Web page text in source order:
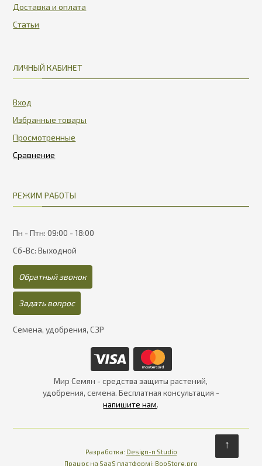
Доставка и оплата
Статьи
ЛИЧНЫЙ КАБИНЕТ
Вход
Избранные товары
Просмотренные
РЕЖИМ РАБОТЫ
Пн - Птн: 09:00 - 18:00
Сб-Вс: Выходной
Обратный звонок
Задать вопрос
Семена, удобрения, СЗР
Мир Семян - средства защиты растений,
удобрения, семена. Бесплатная консультация -
напишите нам.
Разработка: Design-n Studio
Працює на SaaS платформі: Працює на SaaS платформі
BooStore.pro
↑